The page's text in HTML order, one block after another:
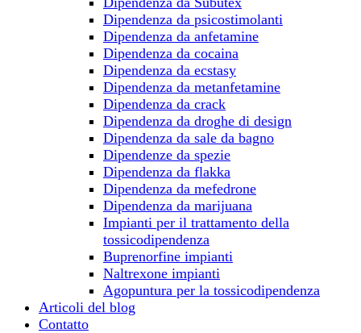
Dipendenza da psicostimolanti
Dipendenza da anfetamine
Dipendenza da cocaina
Dipendenza da ecstasy
Dipendenza da metanfetamine
Dipendenza da crack
Dipendenza da droghe di design
Dipendenza da sale da bagno
Dipendenze da spezie
Dipendenza da flakka
Dipendenza da mefedrone
Dipendenza da marijuana
Impianti per il trattamento della
tossicodipendenza
Buprenorfine impianti
Naltrexone impianti
Agopuntura per la tossicodipendenza
Articoli del blog
Contatto